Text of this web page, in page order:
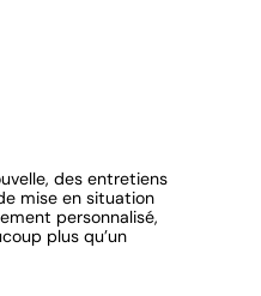
des entretiens
mise en situation
personnalisé,
plus qu’un